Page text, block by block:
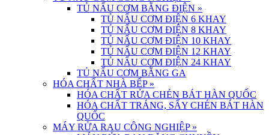
TỦ NẤU CƠM BẰNG ĐIỆN »
TỦ NẤU CƠM ĐIỆN 6 KHAY
TỦ NẤU CƠM ĐIỆN 8 KHAY
TỦ NẤU CƠM ĐIỆN 10 KHAY
TỦ NẤU CƠM ĐIỆN 12 KHAY
TỦ NẤU CƠM ĐIỆN 24 KHAY
TỦ NẤU CƠM BẰNG GA
HÓA CHẤT NHÀ BẾP »
HÓA CHẤT RỬA CHÉN BÁT HÀN QUỐC
HÓA CHẤT TRÁNG, SẤY CHÉN BÁT HÀN
QUỐC
MÁY RỬA RAU CÔNG NGHIỆP »